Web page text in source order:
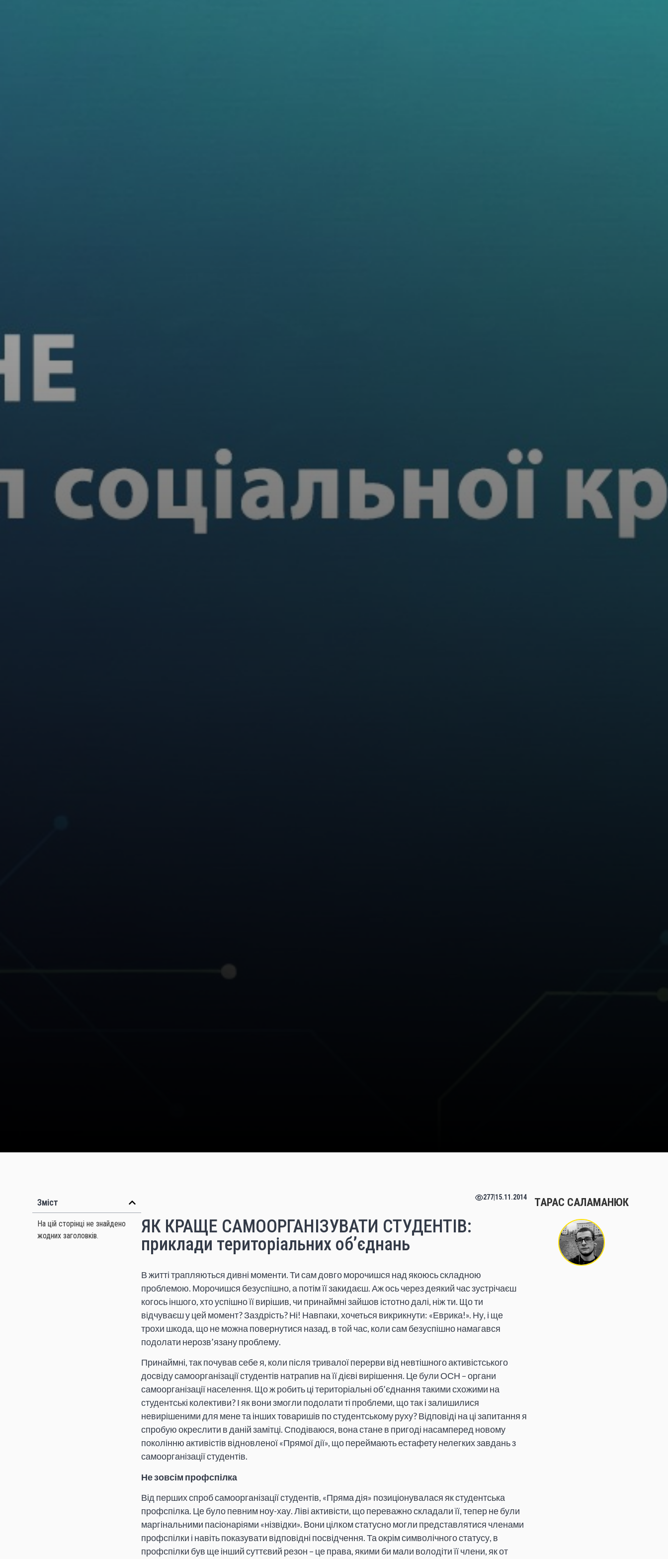
Зміст
На цій сторінці не знайдено
жодних заголовків.
277 15.11.2014
ЯК КРАЩЕ САМООРГАНІЗУВАТИ СТУДЕНТІВ:
приклади територіальних об’єднань
В житті трапляються дивні моменти. Ти сам довго морочишся над якоюсь складною
проблемою. Морочишся безуспішно, а потім її закидаєш. Аж ось через деякий час зустрічаєш
когось іншого, хто успішно її вирішив, чи принаймні зайшов істотно далі, ніж ти. Що ти
відчуваєш у цей момент? Заздрість? Ні! Навпаки, хочеться викрикнути: «Еврика!». Ну, і ще
трохи шкода, що не можна повернутися назад, в той час, коли сам безуспішно намагався
подолати нерозв’язану проблему.
Принаймні, так почував себе я, коли після тривалої перерви від невтішного активістського
досвіду самоорганізації студентів натрапив на її дієві вирішення. Це були ОСН – органи
самоорганізації населення. Що ж робить ці територіальні об’єднання такими схожими на
студентські колективи? І як вони змогли подолати ті проблеми, що так і залишилися
невирішеними для мене та інших товаришів по студентському руху? Відповіді на ці запитання я
спробую окреслити в даній замітці. Сподіваюся, вона стане в пригоді насамперед новому
поколінню активістів відновленої «Прямої дії», що переймають естафету нелегких завдань з
самоорганізації студентів.
Не зовсім профспілка
Від перших спроб самоорганізації студентів, «Пряма дія» позиціонувалася як студентська
профспілка. Це було певним ноу-хау. Ліві активісти, що переважно складали її, тепер не були
маргінальними пасіонаріями «нізвідки». Вони цілком статусно могли представлятися членами
профспілки і навіть показувати відповідні посвідчення. Та окрім символічного статусу, в
профспілки був ще інший суттєвий резон – це права, якими би мали володіти її члени, як от
ТАРАС САЛАМАНЮК